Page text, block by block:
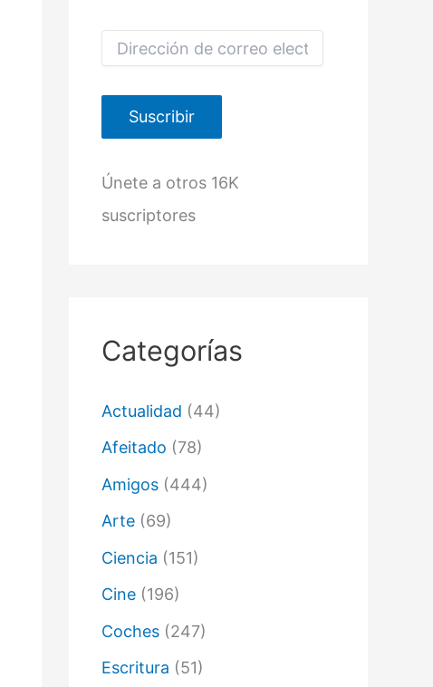
e
n
e
e
t
ó
i
o
Suscribir
Únete a otros 16K
suscriptores
Categorías
Actualidad (44)
Afeitado (78)
Amigos (444)
Arte (69)
Ciencia (151)
Cine (196)
Coches (247)
Escritura (51)